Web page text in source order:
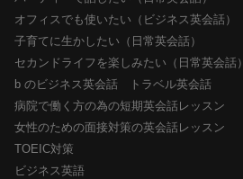
オフィスでも使いたい（ビジネス英会話）
子育てに生かしたい（日常英会話）
セカンドライフを楽しみたい（日常英会話）
b のビジネス英会話 トラベル英会話
病院で働く方の為の短期英会話レッスン
女性のための面接対策の英会話レッスン
TOEIC対策
ビジネス英語